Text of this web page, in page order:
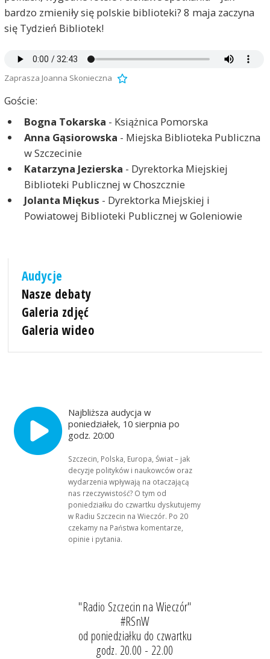
bardzo zmieniły się polskie biblioteki? 8 maja zaczyna
się Tydzień Bibliotek!
Zaprasza Joanna Skonieczna
Goście:
Bogna Tokarska - Książnica Pomorska
Anna Gąsiorowska - Miejska Biblioteka Publiczna
w Szczecinie
Katarzyna Jezierska - Dyrektorka Miejskiej
Biblioteki Publicznej w Choszcznie
Jolanta Miękus - Dyrektorka Miejskiej i
Powiatowej Biblioteki Publicznej w Goleniowie
Audycje
Nasze debaty
Galeria zdjęć
Galeria wideo
Najbliższa audycja w
poniedziałek, 10 sierpnia po
godz. 20:00
Szczecin, Polska, Europa, Świat – jak
decyzje polityków i naukowców oraz
wydarzenia wpływają na otaczającą
nas rzeczywistość? O tym od
poniedziałku do czwartku dyskutujemy
w Radiu Szczecin na Wieczór. Po 20
czekamy na Państwa komentarze,
opinie i pytania.
"Radio Szczecin na Wieczór"
#RSnW
od poniedziałku do czwartku
godz. 20.00 - 22.00